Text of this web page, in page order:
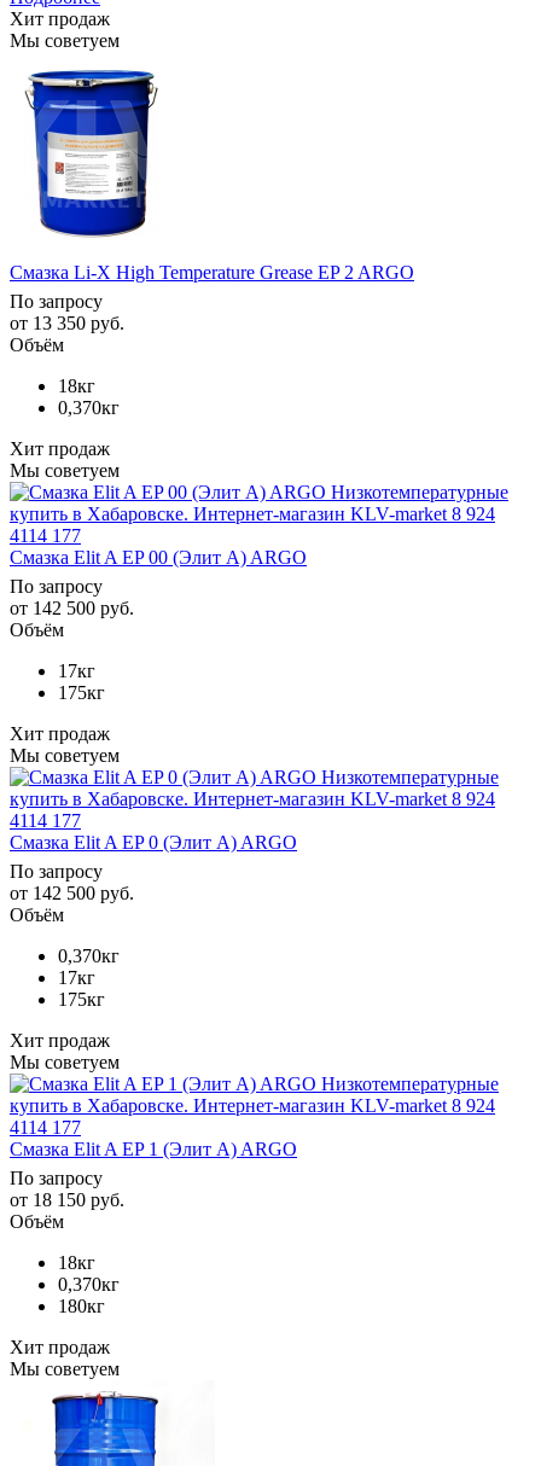
Хит продаж
Мы советуем
Смазка Li-X High Temperature Grease EP 2 ARGO
По запросу
от 13 350 руб.
Объём
18кг
0,370кг
Хит продаж
Мы советуем
Смазка Elit A EP 00 (Элит А) ARGO
По запросу
от 142 500 руб.
Объём
17кг
175кг
Хит продаж
Мы советуем
Смазка Elit A EP 0 (Элит А) ARGO
По запросу
от 142 500 руб.
Объём
0,370кг
17кг
175кг
Хит продаж
Мы советуем
Смазка Elit A EP 1 (Элит А) ARGO
По запросу
от 18 150 руб.
Объём
18кг
0,370кг
180кг
Хит продаж
Мы советуем